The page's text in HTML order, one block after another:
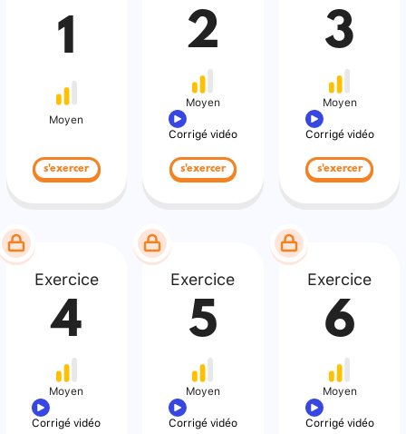
1
Moyen
s'exercer
2
Moyen
Corrigé vidéo
s'exercer
3
Moyen
Corrigé vidéo
s'exercer
Exercice
4
Moyen
Corrigé vidéo
Exercice
5
Moyen
Corrigé vidéo
Exercice
6
Moyen
Corrigé vidéo